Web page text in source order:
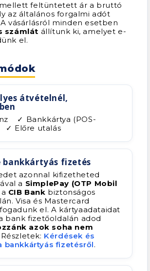
feltüntetett ár a bruttó
az általános forgalmi adót
vásárlásról minden esetben
számlát állítunk ki, amelyet e-
el.
átvételnél,
✓ Bankkártya (POS-
Előre utalás
bankkártyás fizetés
azonnal kifizetheted
a SimplePay (OTP Mobil
CIB Bank biztonságos
Visa és Mastercard
el. A kártyaadataidat
bank fizetőoldalán adod
azok soha nem
Részletek: Kérdések és
bankkártyás fizetésről.